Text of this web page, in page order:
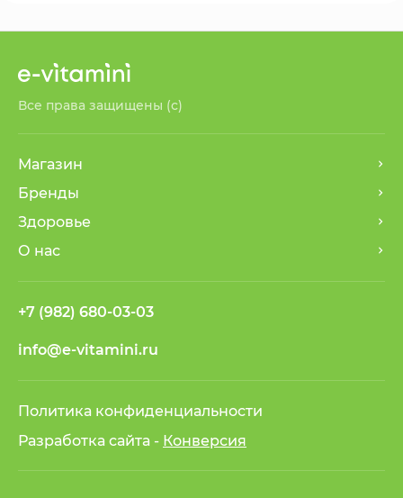
Все права защищены (с)
Магазин
Бренды
Здоровье
О нас
+7 (982) 680-03-03
info@e-vitamini.ru
Политика конфиденциальности
Разработка сайта - Конверсия